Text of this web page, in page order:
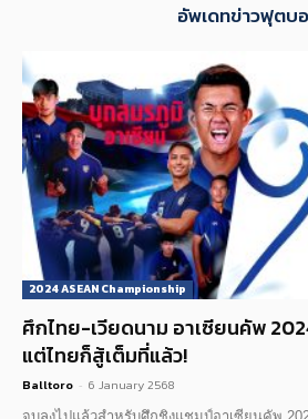
อัพเดทข่าวฟุตบ
2024 ASEAN Championship
ศึกไทย-เวียดนาม อาเซียนคัพ
แต่ไทยก็สู้เต็มที่แล้ว!
Balltoro - 6 January 2568